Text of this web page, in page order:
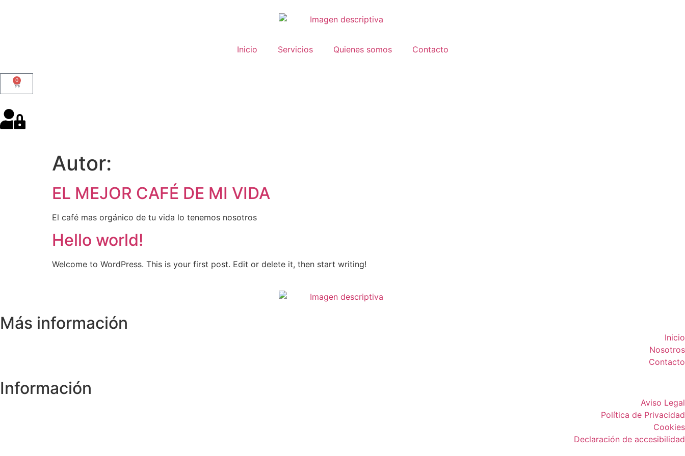
Inicio Servicios Quienes somos Contacto
0
Autor:
EL MEJOR CAFÉ DE MI VIDA
El café mas orgánico de tu vida lo tenemos nosotros
Hello world!
Welcome to WordPress. This is your first post. Edit or delete it, then start writing!
Más información
Inicio
Nosotros
Contacto
Información
Aviso Legal
Política de Privacidad
Cookies
Declaración de accesibilidad